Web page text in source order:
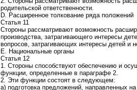
родительской ответственности.
D. Расширенное толкование ряда положений
Статья 11
Стороны рассматривают возможность
производства, затрагивающего интересы
вопросов, затрагивающих интересы детей и
E. Национальные органы
Статья 12
1. Стороны способствуют обеспечению и
функции, определенные в параграфе 2.
2. Эти функции состоят в следующем:
a) подготовка предложений, направленных